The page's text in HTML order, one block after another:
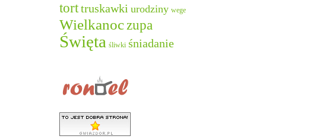
torttruskawki urodziny wege
Wielkanoczupa
Święta śliwki śniadanie